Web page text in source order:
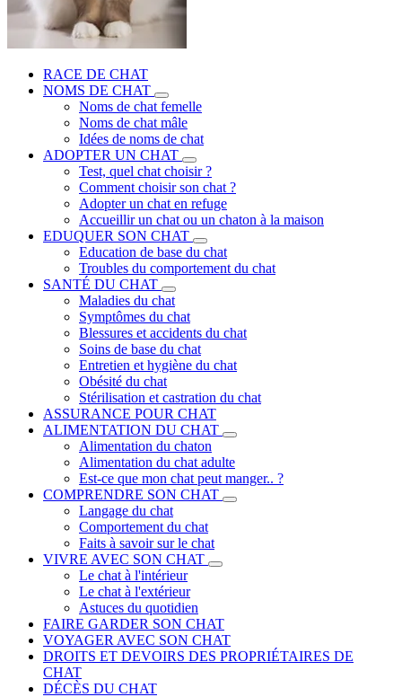
RACE DE CHAT
NOMS DE CHAT
Noms de chat femelle
Noms de chat mâle
Idées de noms de chat
ADOPTER UN CHAT
Test, quel chat choisir ?
Comment choisir son chat ?
Adopter un chat en refuge
Accueillir un chat ou un chaton à la maison
EDUQUER SON CHAT
Education de base du chat
Troubles du comportement du chat
SANTÉ DU CHAT
Maladies du chat
Symptômes du chat
Blessures et accidents du chat
Soins de base du chat
Entretien et hygiène du chat
Obésité du chat
Stérilisation et castration du chat
ASSURANCE POUR CHAT
ALIMENTATION DU CHAT
Alimentation du chaton
Alimentation du chat adulte
Est-ce que mon chat peut manger.. ?
COMPRENDRE SON CHAT
Langage du chat
Comportement du chat
Faits à savoir sur le chat
VIVRE AVEC SON CHAT
Le chat à l'intérieur
Le chat à l'extérieur
Astuces du quotidien
FAIRE GARDER SON CHAT
VOYAGER AVEC SON CHAT
DROITS ET DEVOIRS DES PROPRIÉTAIRES DE
CHAT
DÉCÈS DU CHAT